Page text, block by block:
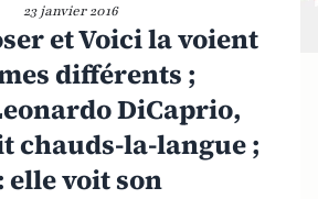
23 janvier 2016
et Voici la voient
différents ;
DiCaprio,
chauds-la-langue ;
elle voit son